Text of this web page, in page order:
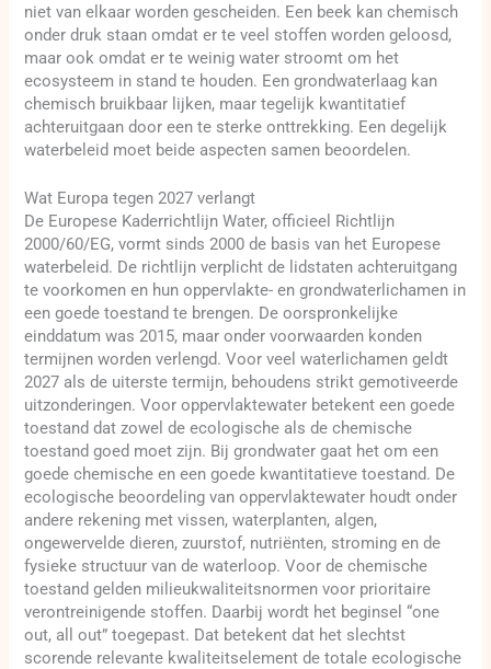
niet van elkaar worden gescheiden. Een beek kan chemisch
onder druk staan omdat er te veel stoffen worden geloosd,
maar ook omdat er te weinig water stroomt om het
ecosysteem in stand te houden. Een grondwaterlaag kan
chemisch bruikbaar lijken, maar tegelijk kwantitatief
achteruitgaan door een te sterke onttrekking. Een degelijk
waterbeleid moet beide aspecten samen beoordelen.
Wat Europa tegen 2027 verlangt
De Europese Kaderrichtlijn Water, officieel Richtlijn
2000/60/EG, vormt sinds 2000 de basis van het Europese
waterbeleid. De richtlijn verplicht de lidstaten achteruitgang
te voorkomen en hun oppervlakte- en grondwaterlichamen in
een goede toestand te brengen. De oorspronkelijke
einddatum was 2015, maar onder voorwaarden konden
termijnen worden verlengd. Voor veel waterlichamen geldt
2027 als de uiterste termijn, behoudens strikt gemotiveerde
uitzonderingen. Voor oppervlaktewater betekent een goede
toestand dat zowel de ecologische als de chemische
toestand goed moet zijn. Bij grondwater gaat het om een
goede chemische en een goede kwantitatieve toestand. De
ecologische beoordeling van oppervlaktewater houdt onder
andere rekening met vissen, waterplanten, algen,
ongewervelde dieren, zuurstof, nutriënten, stroming en de
fysieke structuur van de waterloop. Voor de chemische
toestand gelden milieukwaliteitsnormen voor prioritaire
verontreinigende stoffen. Daarbij wordt het beginsel “one
out, all out” toegepast. Dat betekent dat het slechtst
scorende relevante kwaliteitselement de totale ecologische